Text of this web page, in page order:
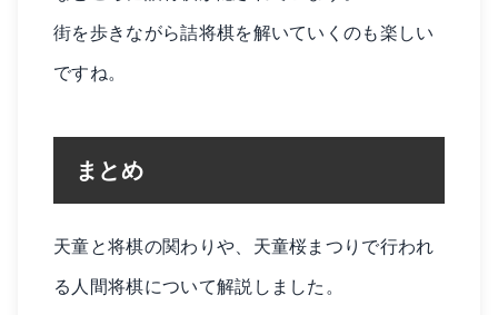
街を歩きながら詰将棋を解いていくのも楽しい
ですね。
まとめ
天童と将棋の関わりや、天童桜まつりで行われ
る人間将棋について解説しました。